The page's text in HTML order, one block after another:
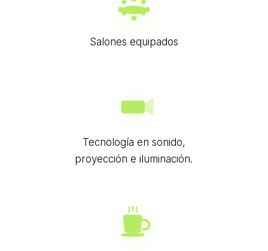
Salones equipados
Tecnología en sonido,
proyección e iluminación.